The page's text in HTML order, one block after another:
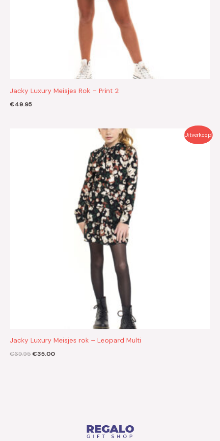
Jacky Luxury Meisjes Rok – Print 2
€49.95
Uitverkoop!
Jacky Luxury Meisjes rok – Leopard Multi
€69.95€35.00